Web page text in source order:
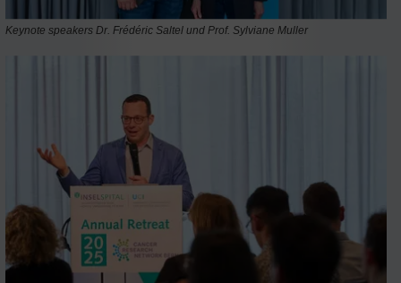
Keynote speakers Dr. Frédéric Saltel und Prof. Sylviane Muller